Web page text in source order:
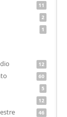
11
2
1
12
60
5
12
46